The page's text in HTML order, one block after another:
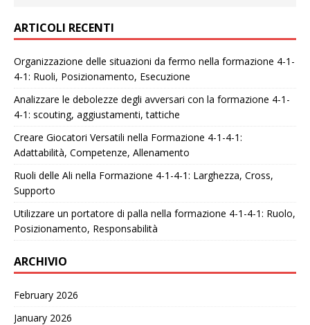
ARTICOLI RECENTI
Organizzazione delle situazioni da fermo nella formazione 4-1-
4-1: Ruoli, Posizionamento, Esecuzione
Analizzare le debolezze degli avversari con la formazione 4-1-
4-1: scouting, aggiustamenti, tattiche
Creare Giocatori Versatili nella Formazione 4-1-4-1:
Adattabilità, Competenze, Allenamento
Ruoli delle Ali nella Formazione 4-1-4-1: Larghezza, Cross,
Supporto
Utilizzare un portatore di palla nella formazione 4-1-4-1: Ruolo,
Posizionamento, Responsabilità
ARCHIVIO
February 2026
January 2026